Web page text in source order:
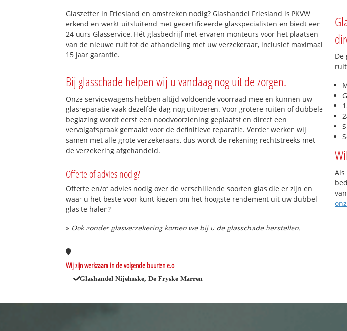
Glaszetter in Friesland en omstreken nodig? Glashandel Friesland is PKVW
erkend en werkt uitsluitend met gecertificeerde glasspecialisten en biedt een
24 uurs Glasservice. Hét glasbedrijf met ervaren monteurs voor het plaatsen
van de nieuwe ruit tot de afhandeling met uw verzekeraar, inclusief maximaal
15 jaar garantie.
Bij glasschade helpen wij u vandaag nog uit de zorgen.
Onze servicewagens hebben altijd voldoende voorraad mee en kunnen uw
glasreparatie vaak dezelfde dag nog uitvoeren. Voor grotere ruiten of dubbele
beglazing wordt eerst een noodvoorziening geplaatst en direct een
vervolgafspraak gemaakt voor de definitieve reparatie. Verder werken wij
samen met alle grote verzekeraars, dus wordt de rekening rechtstreeks met
de verzekering afgehandeld.
Offerte of advies nodig?
Offerte en/of advies nodig over de verschillende soorten glas die er zijn en
waar u het beste voor kunt kiezen om het hoogste rendement uit uw dubbel
glas te halen?
» Ook zonder glasverzekering komen we bij u de glasschade herstellen.
De
Als
Wij zijn werkzaam in de volgende buurten e.o
Glashandel Nijehaske, De Fryske Marren